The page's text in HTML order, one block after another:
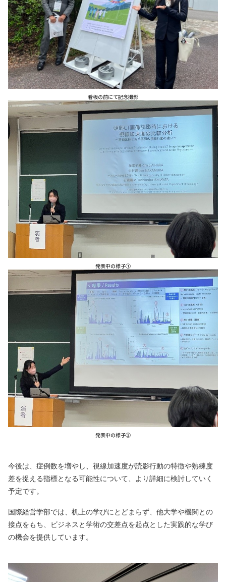
看板の前にて記念撮影
発表中の様子①
発表中の様子②
今後は、症例数を増やし、視線加速度が読影行動の特徴や熟練度
差を捉える指標となる可能性について、より詳細に検討していく
予定です。
国際経営学部では、机上の学びにとどまらず、他大学や機関との
接点をもち、ビジネスと学術の交差点を起点とした実践的な学び
の機会を提供しています。